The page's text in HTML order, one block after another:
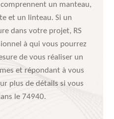
comprennent un manteau,
et un linteau. Si un
dans votre projet, RS
à qui vous pourrez
de vous réaliser un
et répondant à vous
plus de détails si vous
le 74940.